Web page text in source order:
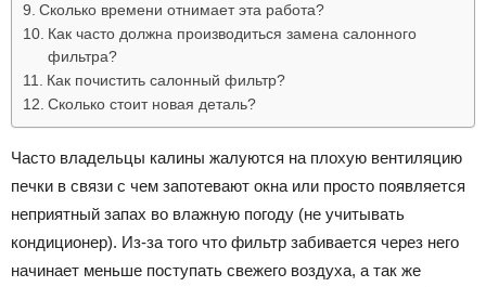
Сколько времени отнимает эта работа?
Как часто должна производиться замена салонного
фильтра?
Как почистить салонный фильтр?
Сколько стоит новая деталь?
Часто владельцы калины жалуются на плохую вентиляцию
печки в связи с чем запотевают окна или просто появляется
неприятный запах во влажную погоду (не учитывать
кондиционер). Из-за того что фильтр забивается через него
начинает меньше поступать свежего воздуха, а так же